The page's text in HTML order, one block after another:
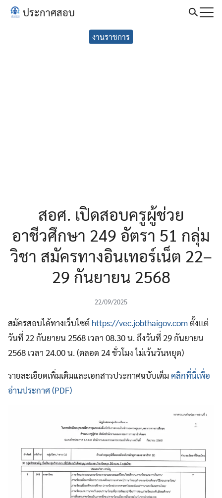
Skip
ประกาศสอบ
งานราชการ
สอศ. เปิดสอบครูผู้ช่วย
อาชีวศึกษา 249 อัตรา 51 กลุ่ม
วิชา สมัครทางอินเทอร์เน็ต 22–
29 กันยายน 2568
22/09/2025
สมัครสอบได้ทางเว็บไซต์ https://vec.jobthaigov.comตั้งแต่
วันที่ 22 กันยายน 2568 เวลา 08.30 น. ถึงวันที่ 29 กันยายน
2568 เวลา 24.00 น. (ตลอด 24 ชั่วโมง ไม่เว้นวันหยุด)
รายละเอียดเพิ่มเติมและเอกสารประกาศฉบับเต็มคลิกที่นี่เพื่อ
อ่านประกาศ (PDF)